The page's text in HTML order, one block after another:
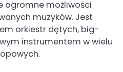
ogromne możliwości
muzyków. Jest
orkiestr dętych, big-
instrumentem w wielu